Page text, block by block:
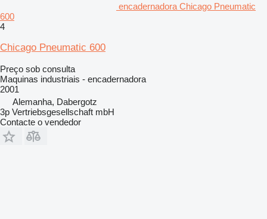
encadernadora Chicago Pneumatic
600
4
Chicago Pneumatic 600
Preço sob consulta
Maquinas industriais - encadernadora
2001
Alemanha, Dabergotz
3p Vertriebsgesellschaft mbH
Contacte o vendedor